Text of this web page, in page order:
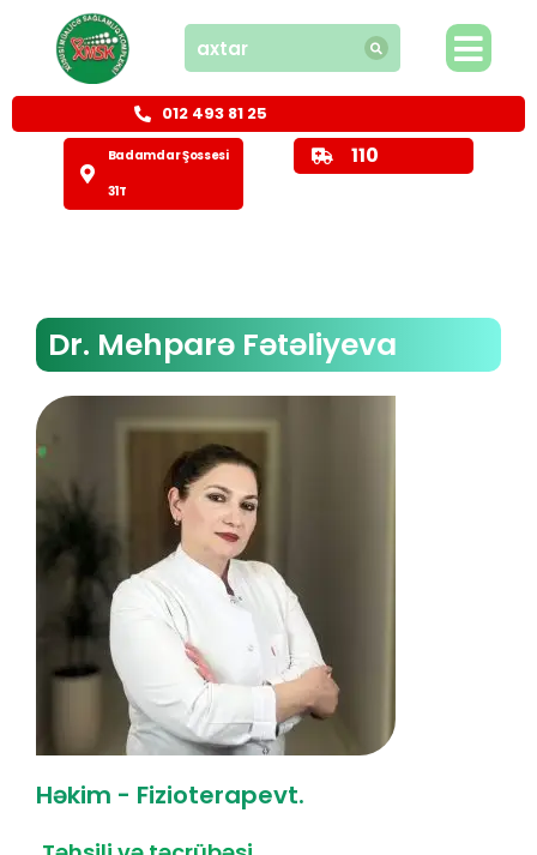
012 493 81 25
Badamdar Şossesi
31T
110
Dr. Mehparə Fətəliyeva
Həkim - Fizioterapevt.